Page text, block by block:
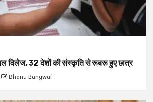
विलेज, 32 देशों की संस्कृति से रूबरू हुए छात्र
Bhanu Bangwal